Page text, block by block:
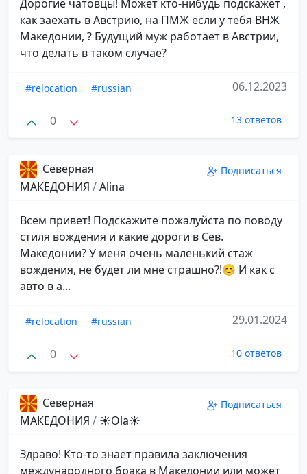
Дорогие чатовцы! Может кто-нибудь подскажет ,
как заехать в Австрию, на ПМЖ если у тебя ВНЖ
Македонии, ? Будущий муж работает в Австрии,
что делать в таком случае?
#relocation #russian 06.12.2023
0 13 ответов
Северная
МАКЕДОНИЯ /Alina
Подписаться
Всем привет! Подскажите пожалуйста по поводу
стиля вождения и какие дороги в Сев.
Македонии? У меня очень маленький стаж
вождения, не будет ли мне страшно?!😊 И как с
авто в а...
#relocation #russian 29.01.2024
0 10 ответов
Северная
МАКЕДОНИЯ / ☀️Ola☀️
Подписаться
Здраво! Кто-то знает правила заключения
международного брака в Македонии или может